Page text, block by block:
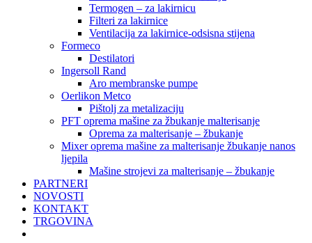
Termogen – za lakirnicu
Filteri za lakirnice
Ventilacija za lakirnice-odsisna stijena
Formeco
Destilatori
Ingersoll Rand
Aro membranske pumpe
Oerlikon Metco
Pištolj za metalizaciju
PFT oprema mašine za žbukanje malterisanje
Oprema za malterisanje – žbukanje
Mixer oprema mašine za malterisanje žbukanje nanos
ljepila
Mašine strojevi za malterisanje – žbukanje
PARTNERI
NOVOSTI
KONTAKT
TRGOVINA